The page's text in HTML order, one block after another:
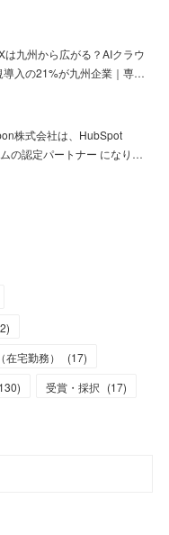
は九州から広がる？AIクラウ
導入の21%が九州企業｜専…
株式会社は、HubSpot
の認定パートナー になり…
2)
宅勤務） (17)
130) 受賞・採択 (17)